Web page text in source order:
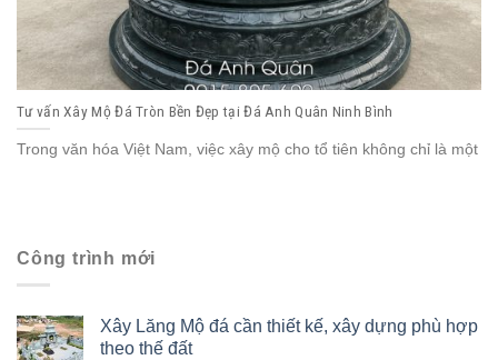
Tư vấn Xây Mộ Đá Tròn Bền Đẹp tại Đá Anh Quân Ninh Bình
Trong văn hóa Việt Nam, việc xây mộ cho tổ tiên không chỉ là một
Công trình mới
Xây Lăng Mộ đá cần thiết kế, xây dựng phù hợp
theo thế đất